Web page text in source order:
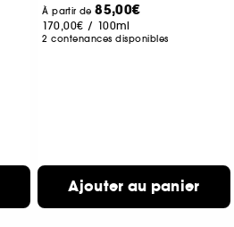
À partir de85,00€
170,00€ / 100ml
2 contenances disponibles
Ajouter au panier